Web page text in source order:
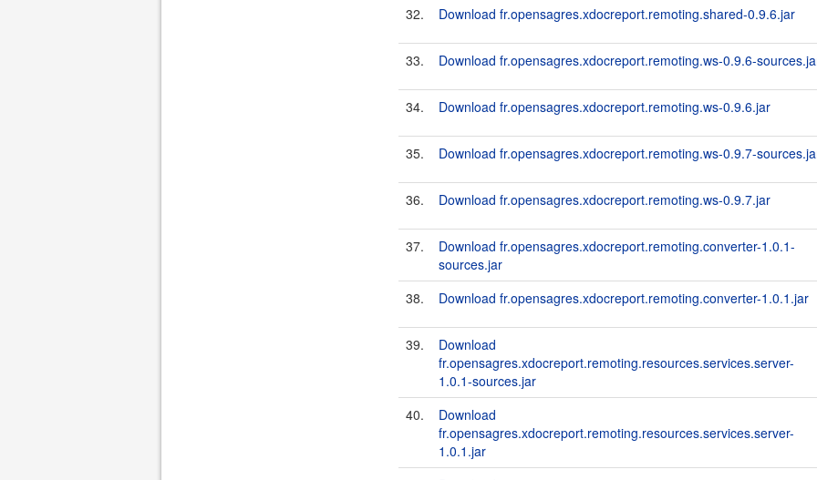
32.
Download fr.opensagres.xdocreport.remoting.shared-0.9.6.jar
33. Download fr.opensagres.xdocreport.remoting.ws-0.9.6-
34. Download fr.opensagres.xdocreport.remoting.ws-0.9.6.jar
35. Download fr.opensagres.xdocreport.remoting.ws-0.9.7-
36. Download fr.opensagres.xdocreport.remoting.ws-0.9.7.jar
37.
Download fr.opensagres.xdocreport.remoting.converter-1.0.1-
sources.jar
38.
Download fr.opensagres.xdocreport.remoting.converter-1.0.1.jar
39.
Download
fr.opensagres.xdocreport.remoting.resources.services.server-
1.0.1-sources.jar
40.
Download
fr.opensagres.xdocreport.remoting.resources.services.server-
1.0.1.jar